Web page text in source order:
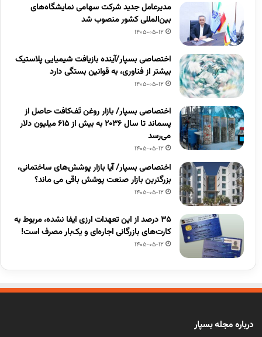
مدیرعامل جدید شرکت سهامی نمایشگاه‌های
بین‌المللی کشور منصوب شد
1405-05-12
اختصاصی بسپار/آینده بازیافت شیمیایی پلاستیک
بیشتر از فناوری، به قوانین بستگی دارد
1405-05-12
اختصاصی بسپار/ بازار روغن تَف‌کافت حاصل از
پسماند تا سال ۲۰۳۶ به بیش از ۶۱۵ میلیون دلار
می‌رسد
1405-05-12
اختصاصی بسپار/ آیا بازار پوشش‌های ساختمانی،
بزرگترین بازار صنعت پوشش باقی می ماند؟
1405-05-12
۳۵ درصد از این تعهدات ارزی ایفا نشده، مربوط به
کارت‌های بازرگانی اجاره‌ای و یک‌بار مصرف است!
1405-05-12
درباره مجله بسپار